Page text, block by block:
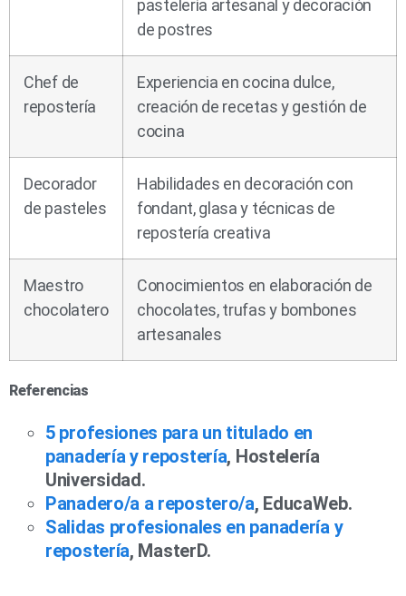
pastelería artesanal y decoración
de postres
Chef de
repostería
Experiencia en cocina dulce,
creación de recetas y gestión de
cocina
Decorador
de pasteles
Habilidades en decoración con
fondant, glasa y técnicas de
repostería creativa
Maestro
chocolatero
Conocimientos en elaboración de
chocolates, trufas y bombones
artesanales
Referencias
5 profesiones para un titulado en
panadería y repostería, Hostelería
Universidad.
Panadero/a a repostero/a, EducaWeb.
Salidas profesionales en panadería y
repostería, MasterD.